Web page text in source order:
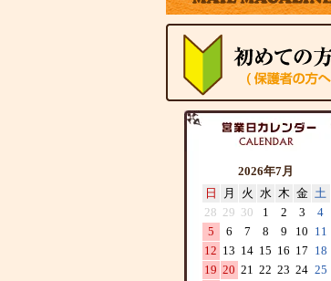
2026年7月
日
月 火 水 木 金 土
28 29 30 1 2 3
4
5
6 7 8 9 10 11
12 13 14 15 16 17 18
19 20 21 22 23 24 25